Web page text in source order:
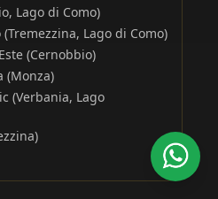
Lago di Como)
Lago di Como)
(Cernobbio)
(Monza)
(Verbania, Lago